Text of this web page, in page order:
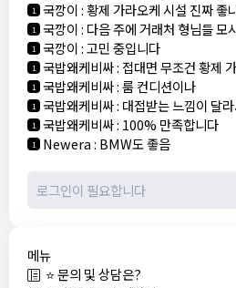
1 국깡이:황제 가라오케 시설 진짜 좋
1 국깡이: 다음 주에 거래처 형님들 모
1 국깡이:고민 중입니다
1 국밥왜케비싸: 접대면 무조건 황제
1 국밥왜케비싸:룸 컨디션이나
1 국밥왜케비싸: 대접받는 느낌이 달
1 국밥왜케비싸: 100% 만족합니다
1 Newera: BMW도 좋음
메뉴
⭐ 문의 및 상담은?